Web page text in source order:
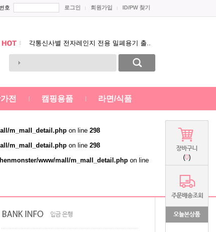
호 로그인 회원가입 ID/PW 찾기
태산 제품 가격인하 공지~~
각통신사별 전자레인지 전용 밀폐용기 출..
통신사 주방선물세트 새롭게 입고되었습니..
전 캠핑용품 라면/식품
(0)
m_mall_detail.php on line 298
m_mall_detail.php on line 298
www/mall/m_mall_detail.php on line